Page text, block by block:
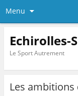
Menu
Echirolles-
Le Sport Autrement
Les